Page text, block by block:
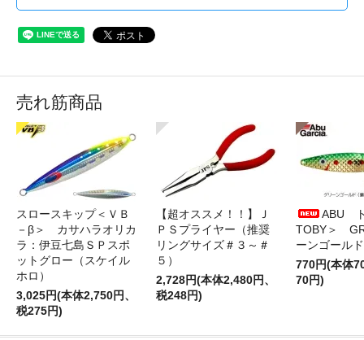
売れ筋商品
スロースキップ＜ＶＢ
－β＞ カサハラオリカ
ラ：伊豆七島ＳＰスポ
ットグロー（スケイル
ホロ）
3,025円(本体2,750円、
税275円)
【超オススメ！！】Ｊ
ＰＳプライヤー（推奨
リングサイズ＃３～＃
５）
2,728円(本体2,480円、
税248円)
ABU
TOBY＞
ーンゴールド
770円(本体
70円)